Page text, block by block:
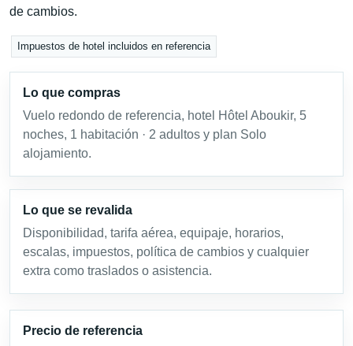
de cambios.
Impuestos de hotel incluidos en referencia
Lo que compras
Vuelo redondo de referencia, hotel Hôtel Aboukir, 5
noches, 1 habitación · 2 adultos y plan Solo
alojamiento.
Lo que se revalida
Disponibilidad, tarifa aérea, equipaje, horarios,
escalas, impuestos, política de cambios y cualquier
extra como traslados o asistencia.
Precio de referencia